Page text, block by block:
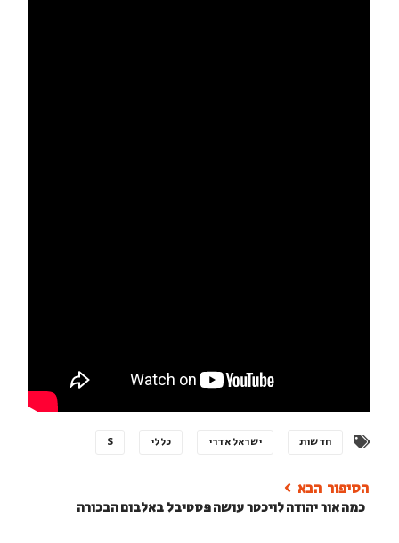
חדשות ישראל אדרי כללי S
כמה אור יהודה לויכטר עושה פסטיבל באלבום הבכורה